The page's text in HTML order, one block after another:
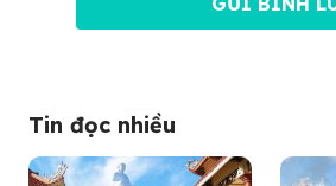
Tin đọc nhiều